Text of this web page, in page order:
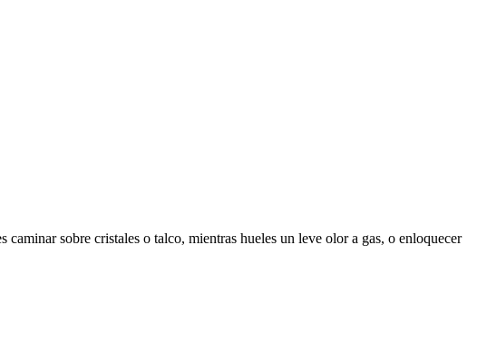
caminar sobre cristales o talco, mientras hueles un leve olor a gas, o enloquecer